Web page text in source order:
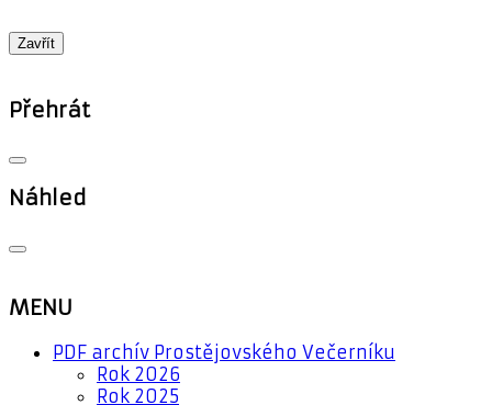
Zavřít
Přehrát
Náhled
MENU
PDF archív Prostějovského Večerníku
Rok 2026
Rok 2025